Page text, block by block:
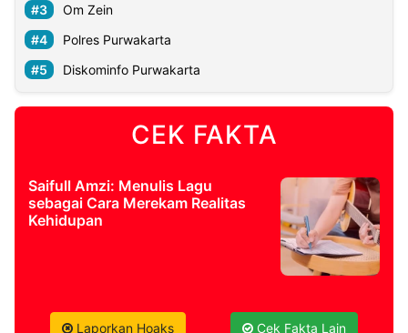
Om Zein
Polres Purwakarta
Diskominfo Purwakarta
CEK FAKTA
Saifull Amzi: Menulis Lagu
sebagai Cara Merekam Realitas
Kehidupan
Laporkan Hoaks Cek Fakta Lain